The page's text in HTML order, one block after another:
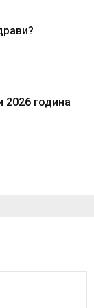
2026 година